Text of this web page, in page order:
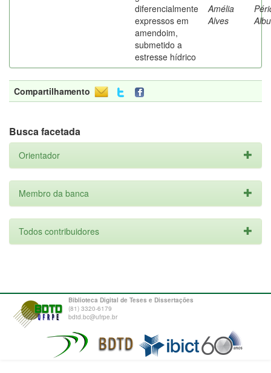
diferencialmente
expressos em
amendoim,
submetido a
estresse hídrico
Amélia
Alves
Compartilhamento
Busca facetada
Orientador
Membro da banca
Todos contribuidores
Biblioteca Digital de Teses e Dissertações
(81) 3320-6179
bdtd.bc@ufrpe.br